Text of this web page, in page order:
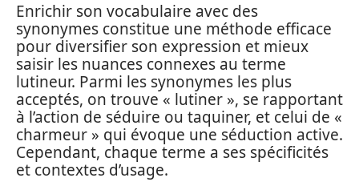
Enrichir son vocabulaire avec des
synonymes constitue une méthode efficace
pour diversifier son expression et mieux
saisir les nuances connexes au terme
lutineur. Parmi les synonymes les plus
acceptés, on trouve « lutiner », se rapportant
à l’action de séduire ou taquiner, et celui de «
charmeur » qui évoque une séduction active.
Cependant, chaque terme a ses spécificités
et contextes d’usage.